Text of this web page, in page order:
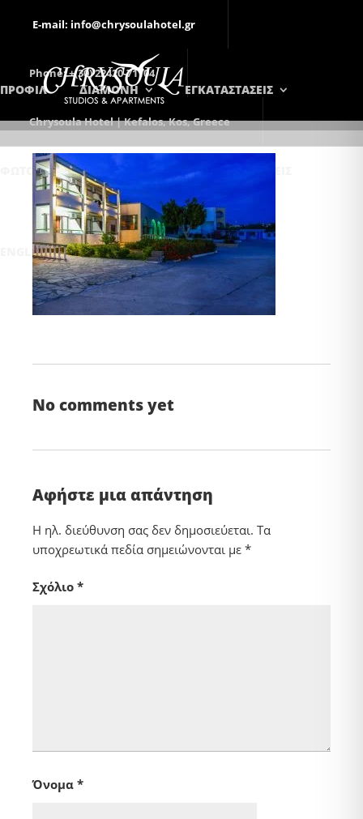
E-mail: info@chrysoulahotel.gr
Phone: +(30) 22420-71104
Chrysoula Hotel | Kefalos, Kos, Greece
ΠΡΟΦΙΛ ΔΙΑΜΟΝΗ ΕΓΚΑΤΑΣΤΑΣΕΙΣ
ΦΩΤΟΓΡΑΦΊΕΣ ΕΠΙΚΟΙΝΩΝΊΑ
ENGLISH
No comments yet
Αφήστε μια απάντηση
Η ηλ. διεύθυνση σας δεν δημοσιεύεται. Τα
υποχρεωτικά πεδία σημειώνονται με *
Σχόλιο *
Όνομα *